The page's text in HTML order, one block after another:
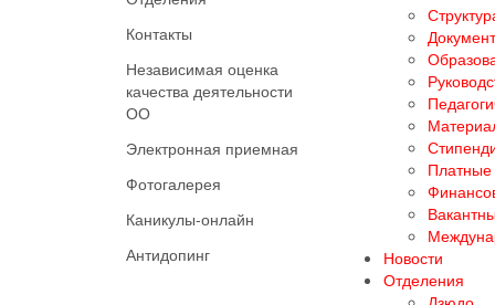
Контакты
Независимая оценка
качества деятельности
ОО
Электронная приемная
Фотогалерея
Каникулы-онлайн
Антидопинг
Платные
Новости
Отделения